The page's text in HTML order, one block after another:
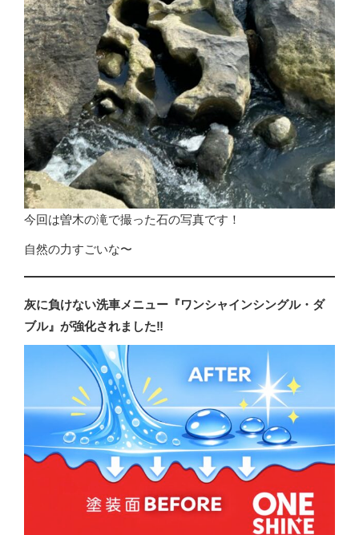
今回は曽木の滝で撮った石の写真です！
自然の力すごいな〜
灰に負けない洗車メニュー『ワンシャインシングル・ダ
ブル』が強化されました‼️